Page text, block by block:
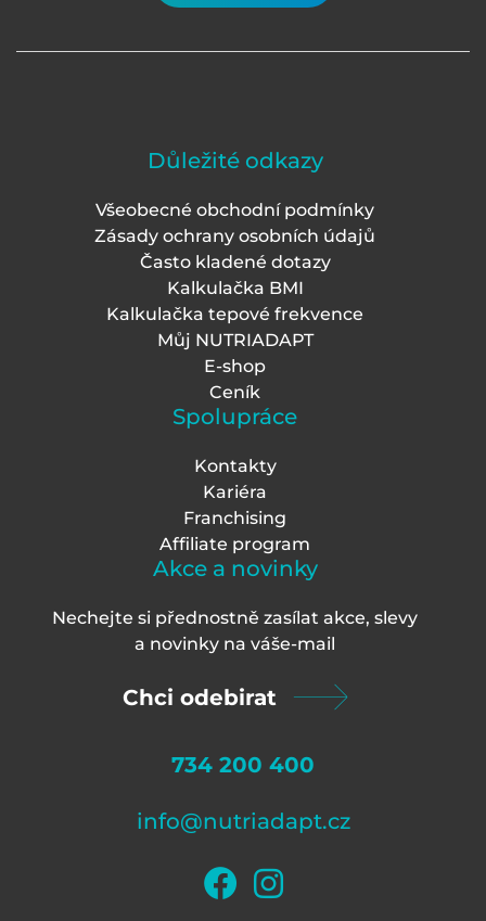
Důležité odkazy
Všeobecné obchodní podmínky
Zásady ochrany osobních údajů
Často kladené dotazy
Kalkulačka BMI
Kalkulačka tepové frekvence
Můj NUTRIADAPT
E-shop
Ceník
Spolupráce
Kontakty
Kariéra
Franchising
Affiliate program
Akce a novinky
Nechejte si přednostně zasílat akce, slevy
a novinky na váše-mail
Chci odebirat
734 200 400
info@nutriadapt.cz